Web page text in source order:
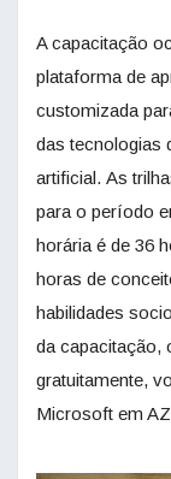
A capacitação
plataforma de
customizada
das tecnologias
artificial. As
para o período
horária é de 36
horas de
habilidades
da capacitação,
gratuitamente,
Microsoft em